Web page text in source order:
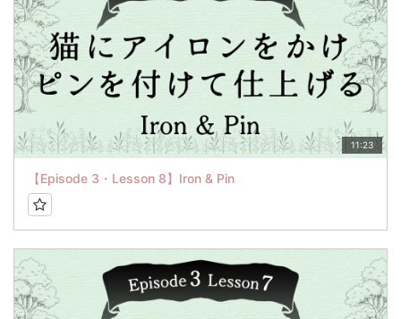
11:23
【Episode 3・Lesson 8】Iron & Pin